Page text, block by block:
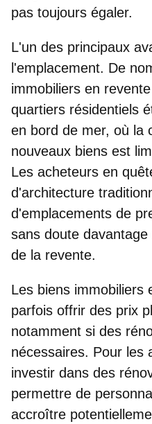
pas toujours égaler.
L'un des principaux
l'emplacement. De
immobiliers en
quartiers résidentiels
en bord de mer, où la
nouveaux biens est
Les acheteurs en
d'architecture
d'emplacements de
sans doute
de la revente.
Les biens immobiliers
parfois offrir des prix
notamment si des
nécessaires. Pour les
investir dans des
permettre de
accroître